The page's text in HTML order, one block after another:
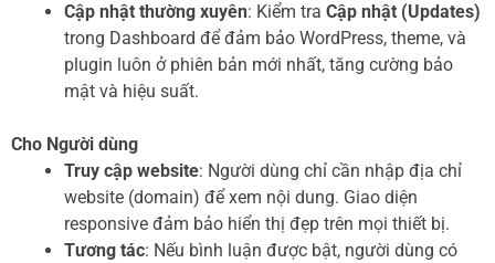
Cập nhật thường xuyên: Kiểm tra Cập nhật (Updates)
trong Dashboard để đảm bảo WordPress, theme, và
plugin luôn ở phiên bản mới nhất, tăng cường bảo
mật và hiệu suất.
Cho Người dùng
Truy cập website: Người dùng chỉ cần nhập địa chỉ
website (domain) để xem nội dung. Giao diện
responsive đảm bảo hiển thị đẹp trên mọi thiết bị.
Tương tác: Nếu bình luận được bật, người dùng có